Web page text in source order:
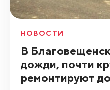
НОВОСТИ
В
дожди, почти
ремонтируют